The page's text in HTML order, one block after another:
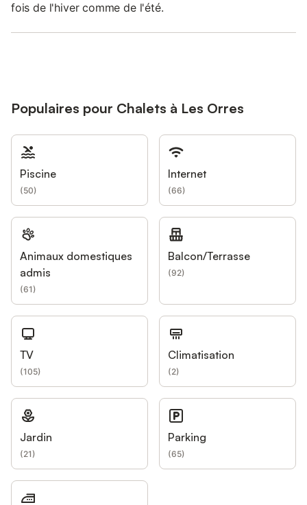
fois de l'hiver comme de l'été.
Populaires pour Chalets à Les Orres
Piscine
(50)
Internet
(66)
Animaux domestiques
admis
(61)
Balcon/Terrasse
(92)
TV
(105)
Climatisation
(2)
Jardin
(21)
Parking
(65)